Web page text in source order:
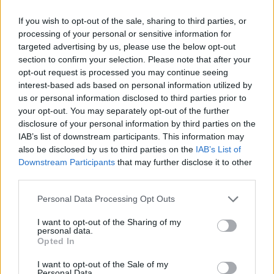
If you wish to opt-out of the sale, sharing to third parties, or
processing of your personal or sensitive information for
targeted advertising by us, please use the below opt-out
section to confirm your selection. Please note that after your
opt-out request is processed you may continue seeing
interest-based ads based on personal information utilized by
us or personal information disclosed to third parties prior to
your opt-out. You may separately opt-out of the further
disclosure of your personal information by third parties on the
IAB’s list of downstream participants. This information may
also be disclosed by us to third parties on the IAB’s List of
Downstream Participants that may further disclose it to other
Please note that this website/app uses one or more Google
not limited to your visit or usage behaviour. You may click to
grant or deny consent to Google and its third-party tags to
use your data for below specified purposes in below Google
consent section.
Personal Data Processing Opt Outs
I want to opt-out of the Sharing of my
personal data.
Opted In
I want to opt-out of the Sale of my
– Τι ισχυεί για τις γονικές παροχές
Πιο σχολιασμένα
Έφυγαν οι συνεργάτες, μένει η Μαρία
Καρυστιανού - Η επόμενη μέρα για την
«Ελπίδα για τη Δημοκρατία»
131 Canadair 515: Οι πρώτες εικόνες από την
κατασκευή του αεροσκάφους που θα
επιχειρεί και τη νύχτα στα μέτωπα της
φωτιάς
Βγήκαν ξανά τα μαχαίρια στην Ελπίδα
για τη Δημοκρατία: «Καρυστιανού,
Γρατσία και Γαλανός μετέτρεψαν το
Το πολωμένο μελτέμι που τροφοδότησε
τις φωτιές σε Αττική και Βοιωτία: «Από τα
χρόνων»